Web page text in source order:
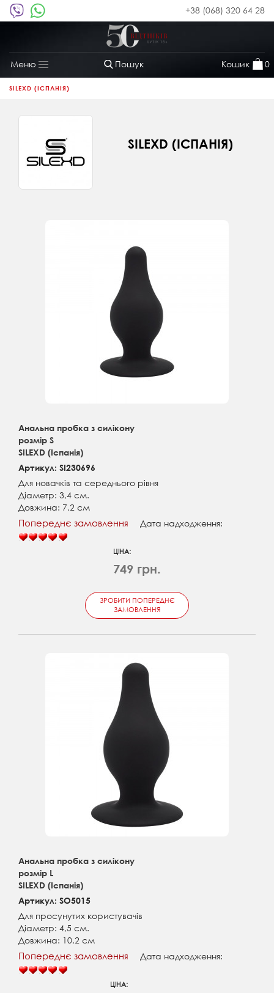
+38 (068) 320 64 28
Пошук Кошик 0
Меню
Toggle
navigation
SILEXD (ІСПАНІЯ)
SILEXD (ІСПАНІЯ)
Анальна пробка з силікону
розмір S
SILEXD (Іспанія)
Артикул: SI230696
Для новачків та середнього рівня
Діаметр: 3,4 см.
Довжина: 7,2 см
Попереднє замовлення Дата надходження:
ЦІНА:
749 грн.
ЗРОБИТИ ПОПЕРЕДНЄ
ЗАМОВЛЕННЯ
Анальна пробка з силікону
розмір L
SILEXD (Іспанія)
Артикул: SO5015
Для просунутих користувачів
Діаметр: 4,5 см.
Довжина: 10,2 см
Попереднє замовлення Дата надходження:
ЦІНА: